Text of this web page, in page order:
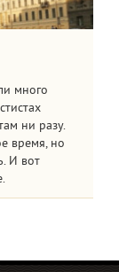
много
ни разу.
время, но
И вот